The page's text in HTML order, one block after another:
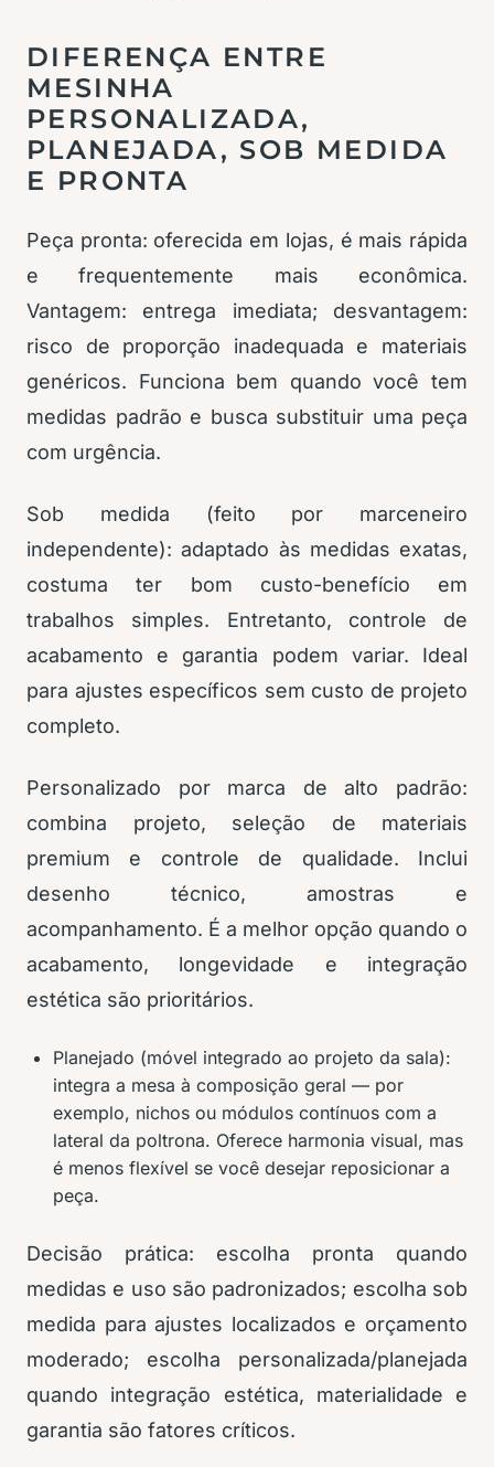
DIFERENÇA ENTRE
MESINHA
PERSONALIZADA,
PLANEJADA, SOB MEDIDA
E PRONTA
Peça pronta: oferecida em lojas, é mais rápida
e frequentemente mais econômica.
Vantagem: entrega imediata; desvantagem:
risco de proporção inadequada e materiais
genéricos. Funciona bem quando você tem
medidas padrão e busca substituir uma peça
com urgência.
Sob medida (feito por marceneiro
independente): adaptado às medidas exatas,
costuma ter bom custo-benefício em
trabalhos simples. Entretanto, controle de
acabamento e garantia podem variar. Ideal
para ajustes específicos sem custo de projeto
completo.
Personalizado por marca de alto padrão:
combina projeto, seleção de materiais
premium e controle de qualidade. Inclui
desenho técnico, amostras e
acompanhamento. É a melhor opção quando o
acabamento, longevidade e integração
estética são prioritários.
Planejado (móvel integrado ao projeto da sala):
integra a mesa à composição geral — por
exemplo, nichos ou módulos contínuos com a
lateral da poltrona. Oferece harmonia visual, mas
é menos flexível se você desejar reposicionar a
peça.
Decisão prática: escolha pronta quando
medidas e uso são padronizados; escolha sob
medida para ajustes localizados e orçamento
moderado; escolha personalizada/planejada
quando integração estética, materialidade e
garantia são fatores críticos.